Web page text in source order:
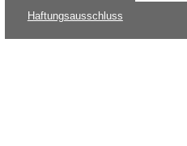
Haftungsausschluss